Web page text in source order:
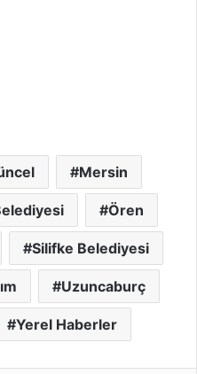
Mersin
Ören
Silifke Belediyesi
Uzuncaburç
Yerel Haberler